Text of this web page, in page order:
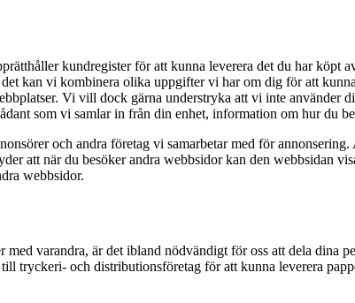
kundregister för att kunna leverera det du har köpt
kan vi kombinera olika uppgifter vi har om dig för att
Vi vill dock gärna understryka att vi inte använder
som vi samlar in från din enhet, information om hur du
och andra företag vi samarbetar med för
att när du besöker andra webbsidor kan den webbsidan
webbsidor.
varandra, är det ibland nödvändigt för oss att dela dina
tryckeri- och distributionsföretag för att kunna leverera